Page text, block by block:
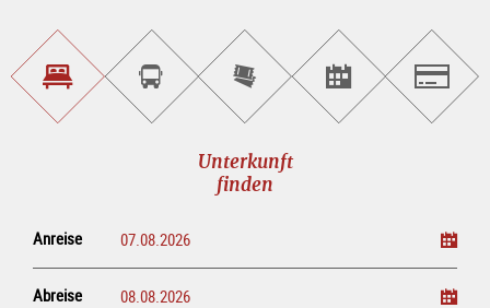
Unterkunft<br>findenSightseeing<br>Tour
buchen
Tickets
online<br>kaufen
Events<br>finden
Unterkunft
finden
Anreise
Abreise